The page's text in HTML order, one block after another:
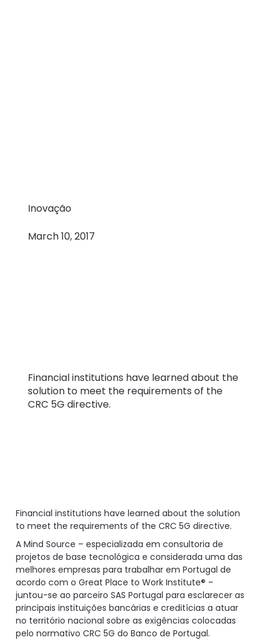
Inovação
Financial institutions have learned about the
solution to meet the requirements of the
CRC 5G directive.
March 10, 2017
Financial institutions have learned about the solution
to meet the requirements of the CRC 5G directive.
A Mind Source – especializada em consultoria de
projetos de base tecnológica e considerada uma das
melhores empresas para trabalhar em Portugal de
acordo com o Great Place to Work Institute® –
juntou-se ao parceiro SAS Portugal para esclarecer as
principais instituições bancárias e creditícias a atuar
no território nacional sobre as exigências colocadas
pelo normativo CRC 5G do Banco de Portugal.